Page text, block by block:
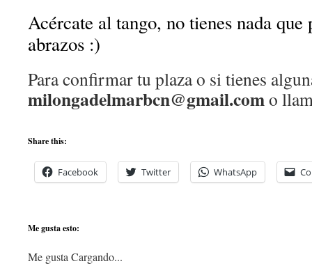
Acércate al tango, no tienes nada que
abrazos :)
Para confirmar tu plaza o si tienes
milongadelmarbcn@gmail.como
Share this:
Facebook Twitter WhatsApp
Me gusta esto:
Me gusta Cargando...